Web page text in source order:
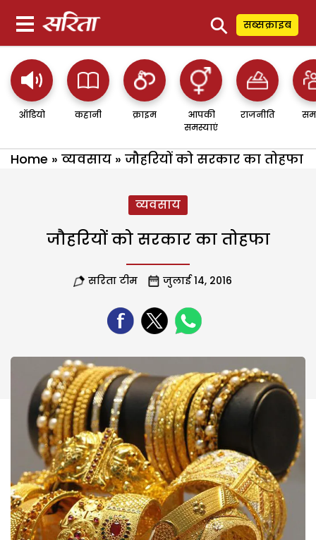
⚲ सब्सक्राइब
ऑडियो कहानी क्राइम
आपकी
समस्याएं
राजनीति
Home » व्यवसाय » जौहरियों को सरकार का तोहफा
व्यवसाय
जौहरियों को सरकार का तोहफा
सरिता टीम जुलाई 14, 2016